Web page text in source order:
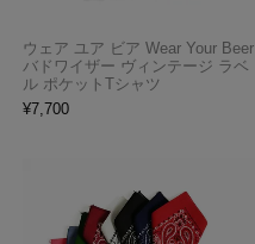
ウェア ユア ビア Wear Your Beer
バドワイザー ヴィンテージ ラベ
ル ポケットTシャツ
¥7,700